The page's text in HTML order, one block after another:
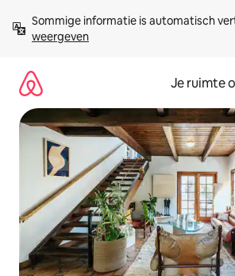
direct
naar
Sommige informatie is automatisch
weergeven
Je ruimte